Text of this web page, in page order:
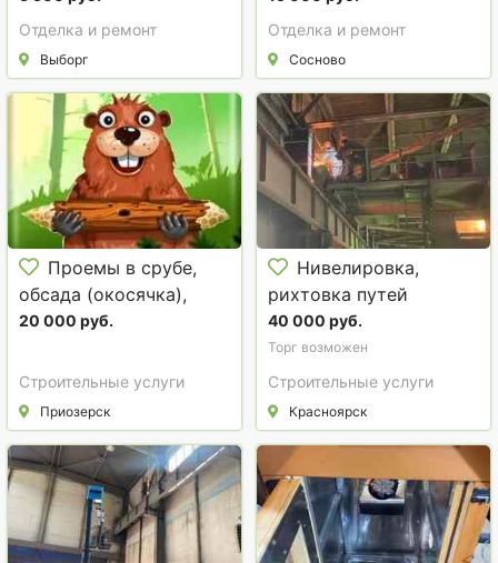
деревом в Выборгском
и Приозерском р-х
Отделка и ремонт
Выборг
Приозерском р-не
Отделка и ремонт
Сосново
Проемы в срубе,
обсада (окосячка),
мелкий ремонт и
домов в Приозерском
районе.
20 000 руб.
Строительные услуги
Приозерск
Нивелировка,
рихтовка путей
мостового крана
40 000 руб.
Торг возможен
Строительные услуги
Красноярск